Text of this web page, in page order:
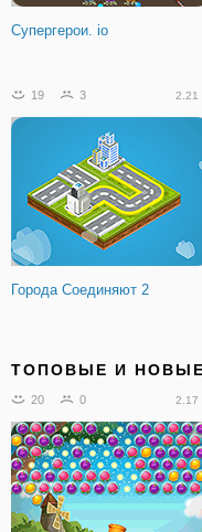
Супергерои. io
19 3 2.21
Города Соединяют 2
ТОПОВЫЕ И
20 0 2.17